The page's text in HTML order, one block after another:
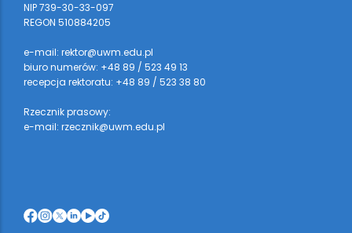
NIP 739-30-33-097
REGON 510884205
e-mail: rektor@uwm.edu.pl
biuro numerów: +48 89 / 523 49 13
recepcja rektoratu: +48 89 / 523 38 80
Rzecznik prasowy:
e-mail: rzecznik@uwm.edu.pl